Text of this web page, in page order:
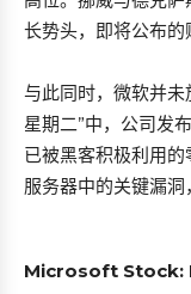
长势头，即将公布的
与此同时，微软并未
星期二”中，公司发
已被黑客积极利用
服务器中的关键漏洞
Microsoft Stock: